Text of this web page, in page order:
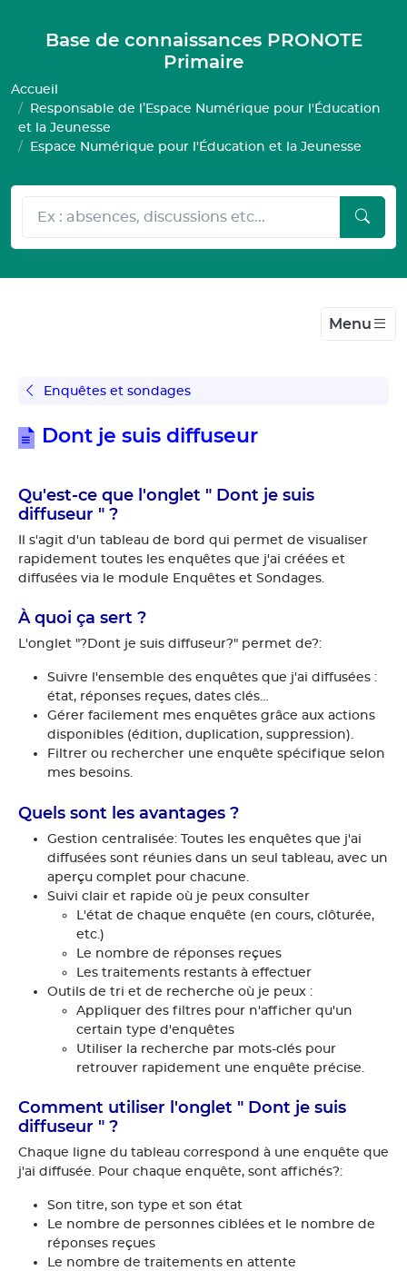
Base de connaissances PRONOTE
Primaire
Accueil
Responsable de l’Espace Numérique pour l'Éducation
et la Jeunesse
Espace Numérique pour l'Éducation et la Jeunesse
Menu
Enquêtes et sondages
Dont je suis diffuseur
Qu'est-ce que l'onglet " Dont je suis
diffuseur " ?
Il s'agit d'un tableau de bord qui permet de visualiser
rapidement toutes les enquêtes que j'ai créées et
diffusées via le module Enquêtes et Sondages.
À quoi ça sert ?
L'onglet "?Dont je suis diffuseur?" permet de?:
Suivre l'ensemble des enquêtes que j'ai diffusées :
état, réponses reçues, dates clés…
Gérer facilement mes enquêtes grâce aux actions
disponibles (édition, duplication, suppression).
Filtrer ou rechercher une enquête spécifique selon
mes besoins.
Quels sont les avantages ?
Gestion centralisée: Toutes les enquêtes que j'ai
diffusées sont réunies dans un seul tableau, avec un
aperçu complet pour chacune.
Suivi clair et rapide où je peux consulter
L'état de chaque enquête (en cours, clôturée,
etc.)
Le nombre de réponses reçues
Les traitements restants à effectuer
Outils de tri et de recherche où je peux :
Appliquer des filtres pour n'afficher qu'un
certain type d'enquêtes
Utiliser la recherche par mots-clés pour
retrouver rapidement une enquête précise.
Comment utiliser l'onglet " Dont je suis
diffuseur " ?
Chaque ligne du tableau correspond à une enquête que
j'ai diffusée. Pour chaque enquête, sont affichés?:
Son titre, son type et son état
Le nombre de personnes ciblées et le nombre de
réponses reçues
Le nombre de traitements en attente